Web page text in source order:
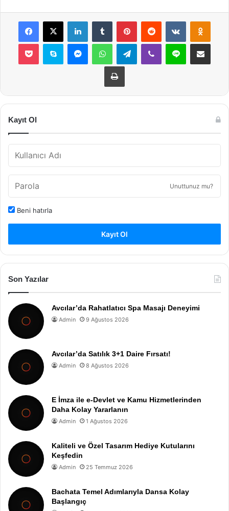
Facebook
X LinkedInTumblr PinterestReddit VKontakte
Pocket Skype MessengerWhatsAppTelegramViber Line E-Posta ile
Yazdır
Kayıt Ol
Unuttunuz mu?
Beni hatırla
Kayıt Ol
Son Yazılar
Avcılar’da Rahatlatıcı Spa Masajı Deneyimi
Admin 9 Ağustos 2026
Avcılar’da Satılık 3+1 Daire Fırsatı!
Admin 8 Ağustos 2026
E İmza ile e-Devlet ve Kamu Hizmetlerinden
Daha Kolay Yararlanın
Admin 1 Ağustos 2026
Kaliteli ve Özel Tasarım Hediye Kutularını
Keşfedin
Admin 25 Temmuz 2026
Bachata Temel Adımlarıyla Dansa Kolay
Başlangıç